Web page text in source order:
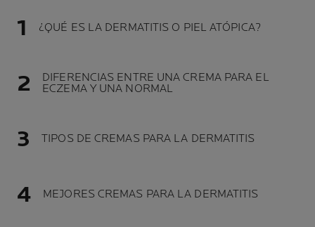
¿QUÉ ES LA DERMATITIS O PIEL ATÓPICA?
DIFERENCIAS ENTRE UNA CREMA PARA EL
ECZEMA Y UNA NORMAL
TIPOS DE CREMAS PARA LA DERMATITIS
MEJORES CREMAS PARA LA DERMATITIS